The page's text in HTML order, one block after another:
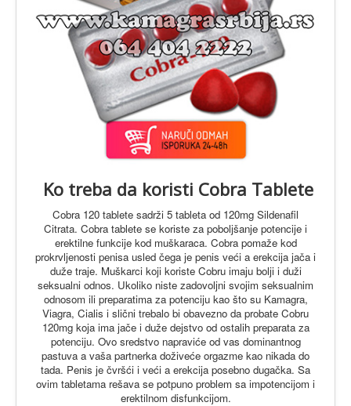
Ko treba da koristi Cobra Tablete
Cobra 120 tablete sadrži 5 tableta od 120mg Sildenafil
Citrata. Cobra tablete se koriste za poboljšanje potencije i
erektilne funkcije kod muškaraca. Cobra pomaže kod
prokrvljenosti penisa usled čega je penis veći a erekcija jača i
duže traje. Muškarci koji koriste Cobru imaju bolji i duži
seksualni odnos. Ukoliko niste zadovoljni svojim seksualnim
odnosom ili preparatima za potenciju kao što su Kamagra,
Viagra, Cialis i slični trebalo bi obavezno da probate Cobru
120mg koja ima jače i duže dejstvo od ostalih preparata za
potenciju. Ovo sredstvo napraviće od vas dominantnog
pastuva a vaša partnerka doživeće orgazme kao nikada do
tada. Penis je čvršći i veći a erekcija posebno dugačka. Sa
ovim tabletama rešava se potpuno problem sa impotencijom i
erektilnom disfunkcijom.